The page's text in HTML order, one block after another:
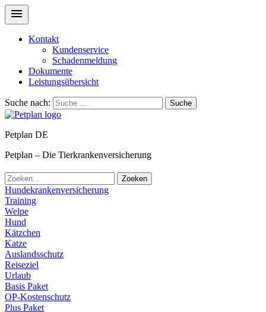
Kontakt
Kundenservice
Schadenmeldung
Dokumente
Leistungsübersicht
Suche nach: Suche
Petplan DE
Petplan – Die Tierkrankenversicherung
Zoeken
Hundekrankenversicherung
Training
Welpe
Hund
Kätzchen
Katze
Auslandsschutz
Reiseziel
Urlaub
Basis Paket
OP-Kostenschutz
Plus Paket